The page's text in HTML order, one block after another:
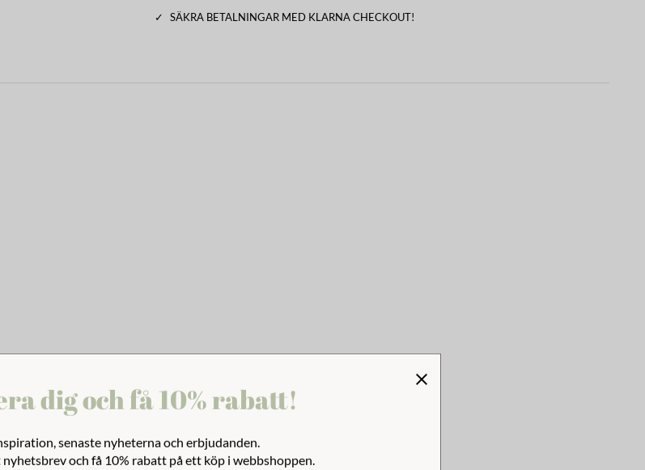
fina utseende
inte används,
✓
SÄKRA BETALNINGAR MED KLARNA CHECKOUT!
dig och få 10% rabatt!
senaste nyheterna och erbjudanden.
och få 10% rabatt på ett köp i webbshoppen.